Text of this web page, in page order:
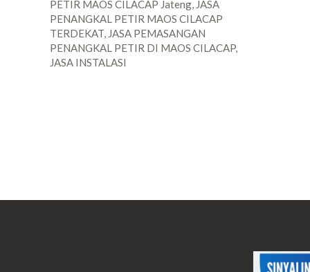
PETIR MAOS CILACAP Jateng, JASA
PENANGKAL PETIR MAOS CILACAP
TERDEKAT, JASA PEMASANGAN
PENANGKAL PETIR DI MAOS CILACAP,
JASA INSTALASI